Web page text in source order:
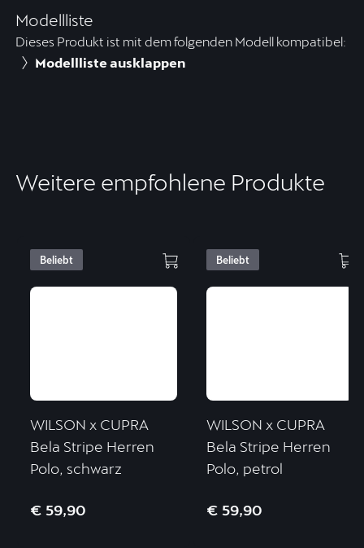
Modellliste
Dieses Produkt ist mit dem folgenden Modell kompatibel:
Modellliste ausklappen
Weitere empfohlene Produkte
Beliebt
WILSON x CUPRA
Bela Stripe Herren
Polo, schwarz
€ 59,90
Beliebt
WILSON x CUPRA
Bela Stripe Herren
Polo, petrol
€ 59,90